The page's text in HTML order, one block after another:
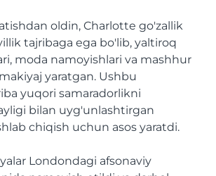
oldin, Charlotte go'zallik
tajribaga ega bo'lib, yaltiroq
moda namoyishlari va mashhur
yaratgan. Ushbu
yuqori samaradorlikni
bilan uyg'unlashtirgan
chiqish uchun asos yaratdi.
Londondagi afsonaviy